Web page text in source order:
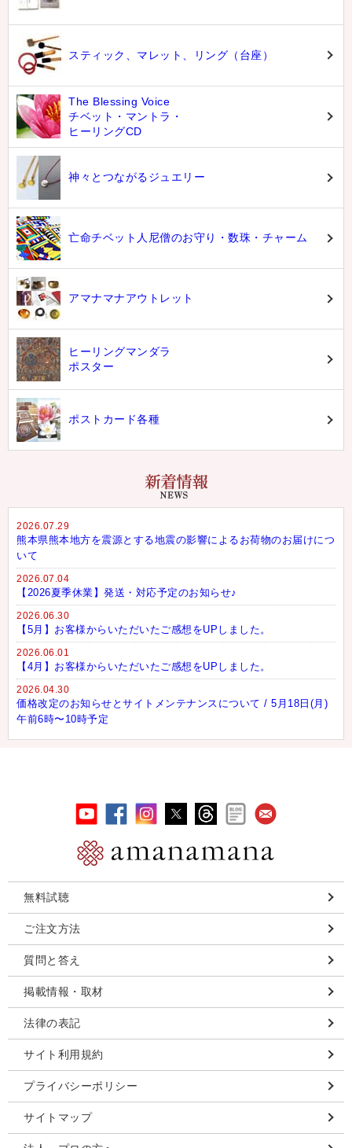
スティック、マレット、リング（台座）
The Blessing Voice
チベット・マントラ・
ヒーリングCD
神々とつながるジュエリー
亡命チベット人尼僧のお守り・数珠・チャーム
アマナマナアウトレット
ヒーリングマンダラ
ポスター
ポストカード各種
2026.07.29
熊本県熊本地方を震源とする地震の影響によるお荷物のお届けにつ
いて
2026.07.04
【2026夏季休業】発送・対応予定のお知らせ♪
2026.06.30
【5月】お客様からいただいたご感想をUPしました。
2026.06.01
【4月】お客様からいただいたご感想をUPしました。
2026.04.30
価格改定のお知らせとサイトメンテナンスについて / 5月18日(月)
午前6時〜10時予定
無料試聴
ご注文方法
質問と答え
掲載情報・取材
法律の表記
サイト利用規約
プライバシーポリシー
サイトマップ